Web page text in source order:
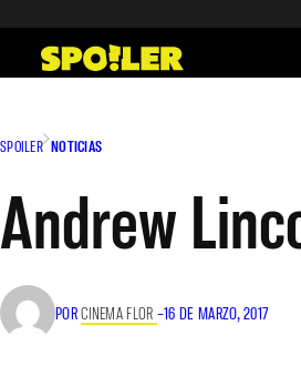
contenido
SPOILER NOTICIAS
Andrew
PORCINEMA FLOR –16 DE MARZO, 2017